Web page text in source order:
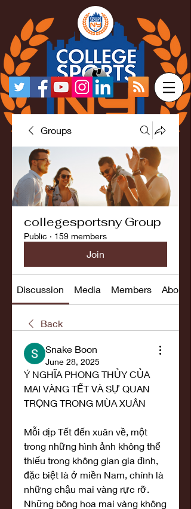
Groups
collegesportsny Group
Public · 159 members
Join
Discussion Media Members About
Back
Snake Boon
June 28, 2025
Ý NGHĨA PHONG THỦY CỦA
MAI VÀNG TẾT VÀ SỰ QUAN
TRỌNG TRONG MÙA XUÂN
Mỗi dịp Tết đến xuân về, một
trong những hình ảnh không thể
thiếu trong không gian gia đình,
đặc biệt là ở miền Nam, chính là
những chậu mai vàng rực rỡ.
Những bông hoa mai vàng không